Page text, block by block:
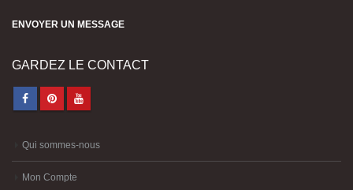
ENVOYER UN MESSAGE
GARDEZ LE CONTACT
Qui sommes-nous
Mon Compte